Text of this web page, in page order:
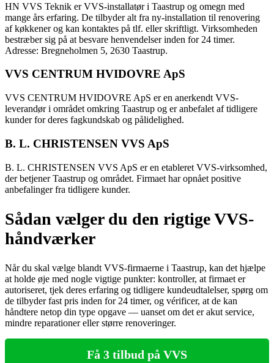
HN VVS Teknik er VVS-installatør i Taastrup og omegn med
mange års erfaring. De tilbyder alt fra ny-installation til renovering
af køkkener og kan kontaktes på tlf. eller skriftligt. Virksomheden
bestræber sig på at besvare henvendelser inden for 24 timer.
Adresse: Bregneholmen 5, 2630 Taastrup.
VVS CENTRUM HVIDOVRE ApS
VVS CENTRUM HVIDOVRE ApS er en anerkendt VVS-
leverandør i området omkring Taastrup og er anbefalet af tidligere
kunder for deres fagkundskab og pålidelighed.
B. L. CHRISTENSEN VVS ApS
B. L. CHRISTENSEN VVS ApS er en etableret VVS-virksomhed,
der betjener Taastrup og området. Firmaet har opnået positive
anbefalinger fra tidligere kunder.
Sådan vælger du den rigtige VVS-
håndværker
Når du skal vælge blandt VVS-firmaerne i Taastrup, kan det hjælpe
at holde øje med nogle vigtige punkter: kontroller, at firmaet er
autoriseret, tjek deres erfaring og tidligere kundeudtalelser, spørg om
de tilbyder fast pris inden for 24 timer, og vérificer, at de kan
håndtere netop din type opgave — uanset om det er akut service,
mindre reparationer eller større renoveringer.
Få 3 tilbud på VVS